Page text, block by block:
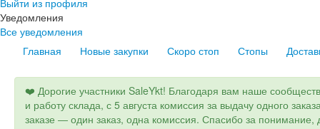
Выйти из профиля
Уведомления
Все уведомления
Главная
Новые закупки Скоро стоп Стопы
❤️ Дорогие участники SaleYkt! Благодаря вам наше
и работу склада, с 5 августа комиссия за выдачу одного
заказе — один заказ, одна комиссия. Спасибо за